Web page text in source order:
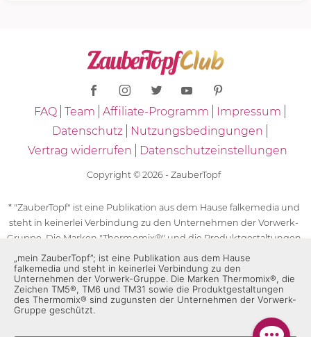
FAQ Team Affiliate-Programm
Impressum
Datenschutz
Nutzungsbedingungen
Vertrag widerrufen
Datenschutzeinstellungen
Copyright © 2026 - ZauberTopf
* "ZauberTopf" ist eine Publikation aus dem Hause falkemedia und
steht in keinerlei Verbindung zu den Unternehmen der Vorwerk-
Gruppe. Die Marken "Thermomix®" und die Produktgestaltungen
des "Thermomix®" sind eingetragene Marken der Unternehmen
der Vorwerk-Gruppe. Die Marken Thermomix®, die Zeichen TM5®,
TM6 und TM31 sowie die Produktgestaltungen des Thermomix®
sind zugunsten der Unternehmen der Vorwerk-Gruppe
geschützt. Für die Rezeptangaben in "ZauberTopf" ist
„mein ZauberTopf”; ist eine Publikation aus dem Hause
falkemedia und steht in keinerlei Verbindung zu den
Unternehmen der Vorwerk-Gruppe. Die Marken Thermomix®, die
Zeichen TM5®, TM6 und TM31 sowie die Produktgestaltungen
des Thermomix® sind zugunsten der Unternehmen der Vorwerk-
Gruppe geschützt.